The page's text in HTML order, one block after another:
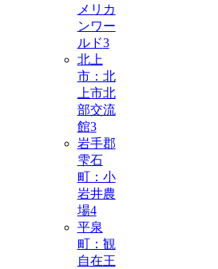
メリカ
ンワー
ルド3
北上
市：北
上市北
部交流
館3
岩手郡
雫石
町：小
岩井農
場4
平泉
町：観
自在王